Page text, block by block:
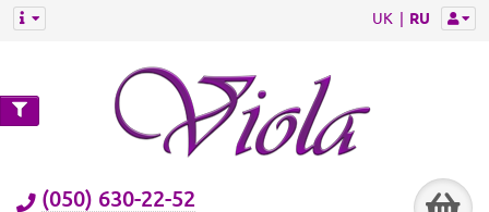
UK RU
(050) 630-22-52